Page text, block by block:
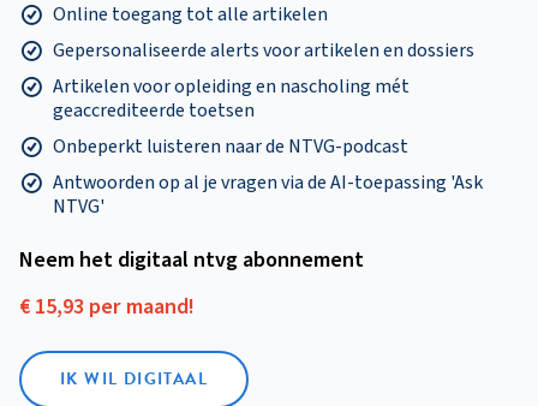
Online toegang tot alle artikelen
Gepersonaliseerde alerts voor artikelen en dossiers
Artikelen voor opleiding en nascholing mét
geaccrediteerde toetsen
Onbeperkt luisteren naar de NTVG-podcast
Antwoorden op al je vragen via de AI-toepassing 'Ask
NTVG'
Neem het digitaal ntvg abonnement
€ 15,93 per maand!
IK WIL DIGITAAL